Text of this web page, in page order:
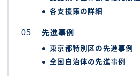
各支援策の詳細
先進事例
東京都特別区の先進事例
全国自治体の先進事例